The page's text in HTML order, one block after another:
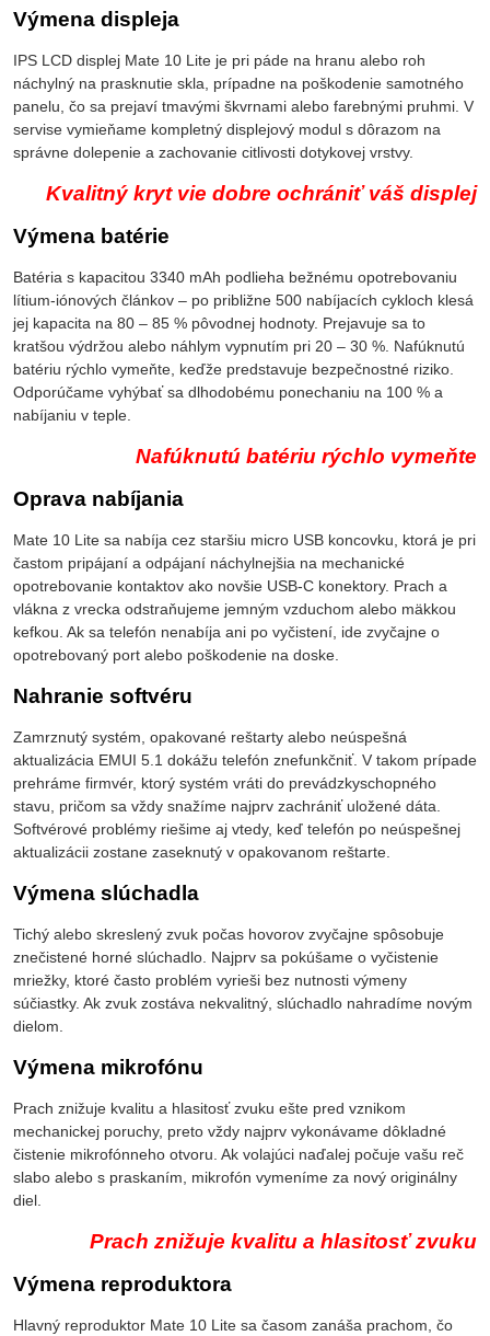
Výmena displeja
IPS LCD displej Mate 10 Lite je pri páde na hranu alebo roh
náchylný na prasknutie skla, prípadne na poškodenie samotného
panelu, čo sa prejaví tmavými škvrnami alebo farebnými pruhmi. V
servise vymieňame kompletný displejový modul s dôrazom na
správne dolepenie a zachovanie citlivosti dotykovej vrstvy.
Kvalitný kryt vie dobre ochrániť váš displej
Výmena batérie
Batéria s kapacitou 3340 mAh podlieha bežnému opotrebovaniu
lítium-iónových článkov – po približne 500 nabíjacích cykloch klesá
jej kapacita na 80 – 85 % pôvodnej hodnoty. Prejavuje sa to
kratšou výdržou alebo náhlym vypnutím pri 20 – 30 %. Nafúknutú
batériu rýchlo vymeňte, keďže predstavuje bezpečnostné riziko.
Odporúčame vyhýbať sa dlhodobému ponechaniu na 100 % a
nabíjaniu v teple.
Nafúknutú batériu rýchlo vymeňte
Oprava nabíjania
Mate 10 Lite sa nabíja cez staršiu micro USB koncovku, ktorá je pri
častom pripájaní a odpájaní náchylnejšia na mechanické
opotrebovanie kontaktov ako novšie USB-C konektory. Prach a
vlákna z vrecka odstraňujeme jemným vzduchom alebo mäkkou
kefkou. Ak sa telefón nenabíja ani po vyčistení, ide zvyčajne o
opotrebovaný port alebo poškodenie na doske.
Nahranie softvéru
Zamrznutý systém, opakované reštarty alebo neúspešná
aktualizácia EMUI 5.1 dokážu telefón znefunkčniť. V takom prípade
prehráme firmvér, ktorý systém vráti do prevádzkyschopného
stavu, pričom sa vždy snažíme najprv zachrániť uložené dáta.
Softvérové problémy riešime aj vtedy, keď telefón po neúspešnej
aktualizácii zostane zaseknutý v opakovanom reštarte.
Výmena slúchadla
Tichý alebo skreslený zvuk počas hovorov zvyčajne spôsobuje
znečistené horné slúchadlo. Najprv sa pokúšame o vyčistenie
mriežky, ktoré často problém vyrieši bez nutnosti výmeny
súčiastky. Ak zvuk zostáva nekvalitný, slúchadlo nahradíme novým
dielom.
Výmena mikrofónu
Prach znižuje kvalitu a hlasitosť zvuku ešte pred vznikom
mechanickej poruchy, preto vždy najprv vykonávame dôkladné
čistenie mikrofónneho otvoru. Ak volajúci naďalej počuje vašu reč
slabo alebo s praskaním, mikrofón vymeníme za nový originálny
diel.
Prach znižuje kvalitu a hlasitosť zvuku
Výmena reproduktora
Hlavný reproduktor Mate 10 Lite sa časom zanáša prachom, čo